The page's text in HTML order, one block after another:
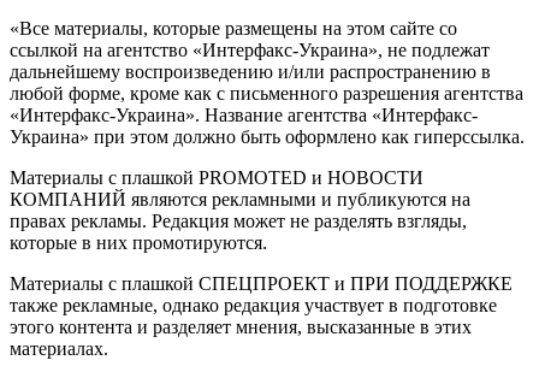
«Все материалы, которые размещены на этом сайте со
ссылкой на агентство «Интерфакс-Украина», не подлежат
дальнейшему воспроизведению и/или распространению в
любой форме, кроме как с письменного разрешения агентства
«Интерфакс-Украина». Название агентства «Интерфакс-
Украина» при этом должно быть оформлено как гиперссылка.
Материалы с плашкой PROMOTED и НОВОСТИ
КОМПАНИЙ являются рекламными и публикуются на
правах рекламы. Редакция может не разделять взгляды,
которые в них промотируются.
Материалы с плашкой СПЕЦПРОЕКТ и ПРИ ПОДДЕРЖКЕ
также рекламные, однако редакция участвует в подготовке
этого контента и разделяет мнения, высказанные в этих
материалах.